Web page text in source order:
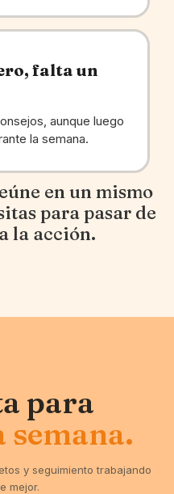
falta un
aunque luego
la semana.
en un mismo
para pasar de
la acción.
para
y seguimiento trabajando
mejor.